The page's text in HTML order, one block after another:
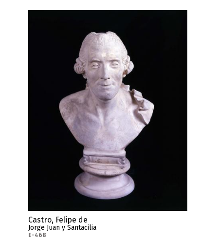
Castro, Felipe de
Jorge Juan y Santacilia
E-468